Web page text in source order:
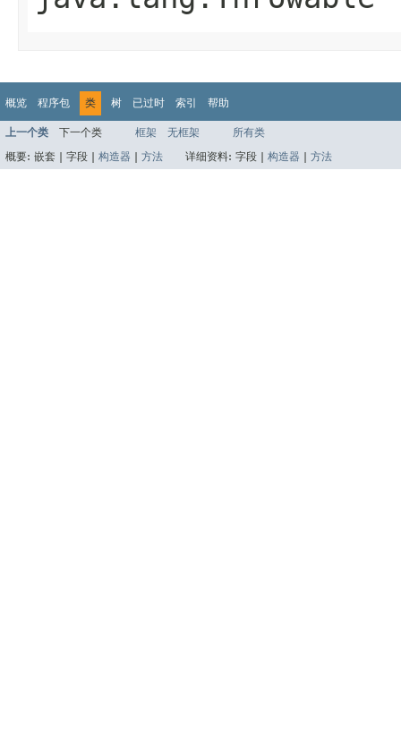
概览 程序包 类 树 已过时 索引 帮助
上一个类 下一个类 框架 无框架
所有类
概要: 嵌套 | 字段 | 构造器 方法 详细资料: 字段 | 构造器 方法